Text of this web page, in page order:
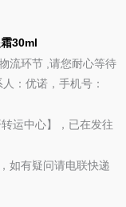
30ml
流环节 ,请您耐心等待
：优诺，手机号：
运中心】，已在发往
如有疑问请电联快递